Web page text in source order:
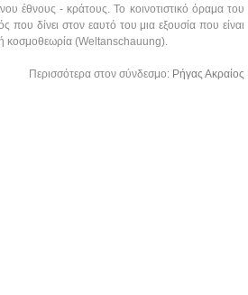
έθνους - κράτους. Το κοινοτιστικό όραμα του
δίνει στον εαυτό του μια εξουσία που είναι
κοσμοθεωρία (Weltanschauung).
Περισσότερα στον σύνδεσμο: Ρήγας Ακραίος